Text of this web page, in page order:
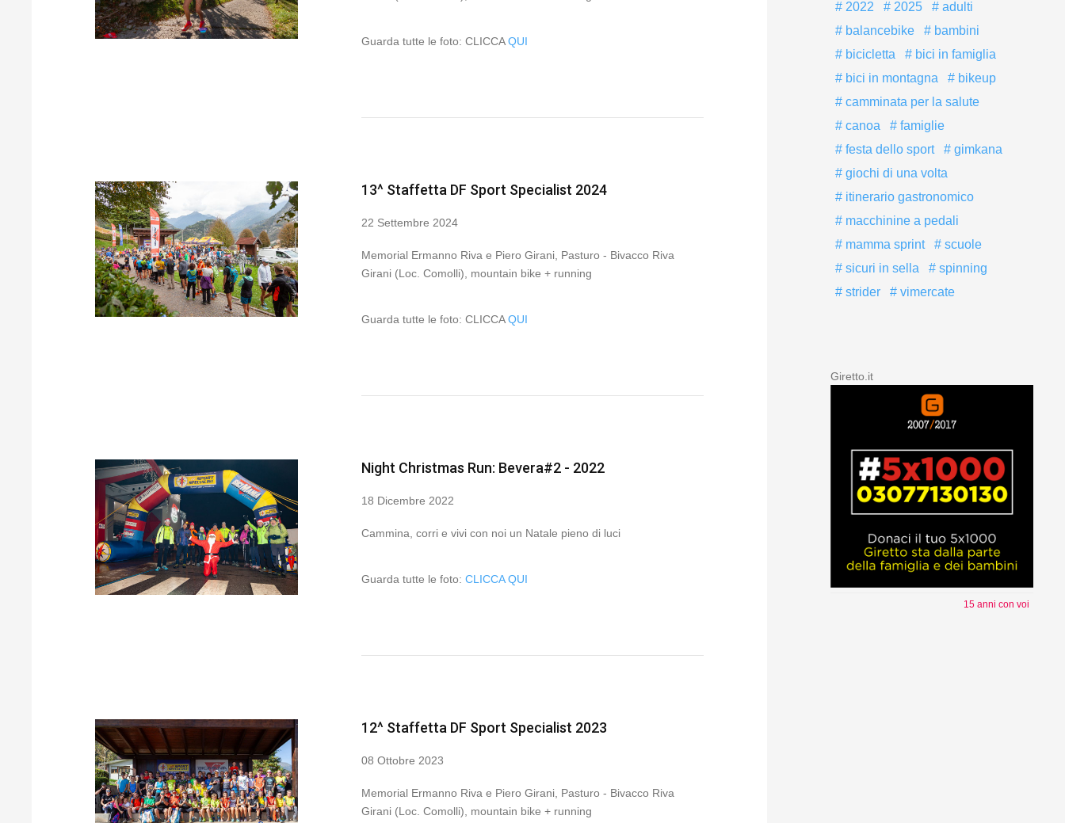
Guarda tutte le foto: CLICCAQUI
13^ Staffetta DF Sport Specialist 2024
22 Settembre 2024
Memorial Ermanno Riva e Piero Girani, Pasturo - Bivacco Riva
Girani (Loc. Comolli), mountain bike + running
Guarda tutte le foto: CLICCAQUI
Night Christmas Run: Bevera#2 - 2022
18 Dicembre 2022
Cammina, corri e vivi con noi un Natale pieno di luci
Guarda tutte le foto: CLICCA QUI
12^ Staffetta DF Sport Specialist 2023
08 Ottobre 2023
Memorial Ermanno Riva e Piero Girani, Pasturo - Bivacco Riva
Girani (Loc. Comolli), mountain bike + running
2022 2025
adulti
balancebike
bambini
bicicletta
bici in famiglia
bici in montagna
bikeup
camminata per la salute
canoa
famiglie
festa dello sport
gimkana
giochi di una volta
itinerario gastronomico
macchinine a pedali
mamma sprint
scuole
sicuri in sella
spinning
strider
vimercate
Giretto.it
15 anni con voi